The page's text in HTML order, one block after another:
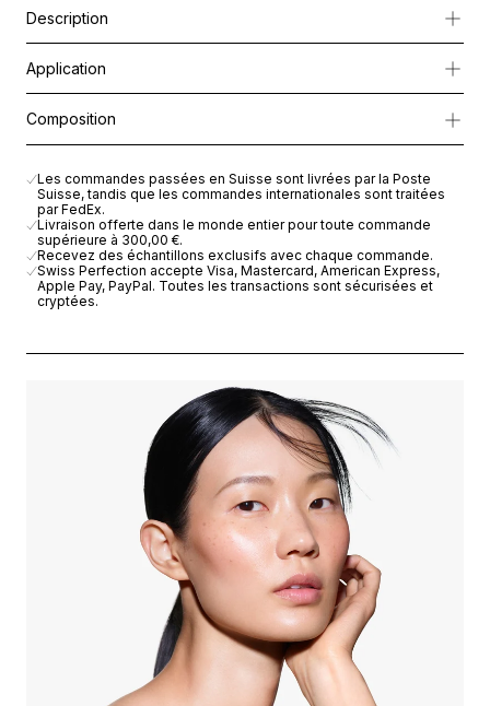
Description
Enrichi enCellular Active IRISA®, enComplexe Éclaircissant
La peau est visiblement plus lumineuse, lisse et uniforme,
Application
Tapoter légèrement la peau jusqu’à parfaite absorption du
Composition
Les commandes passées en Suisse sont livrées par la Poste
Suisse, tandis que les commandes internationales sont traitées
par FedEx.
Livraison offerte dans le monde entier pour toute commande
supérieure à 300,00 €.
Recevez des échantillons exclusifs avec chaque commande.
Swiss Perfection accepte Visa, Mastercard, American Express,
Apple Pay, PayPal. Toutes les transactions sont sécurisées et
cryptées.